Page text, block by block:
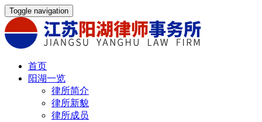
Toggle navigation
首页
阳湖一览
律所简介
律所新貌
律所成员